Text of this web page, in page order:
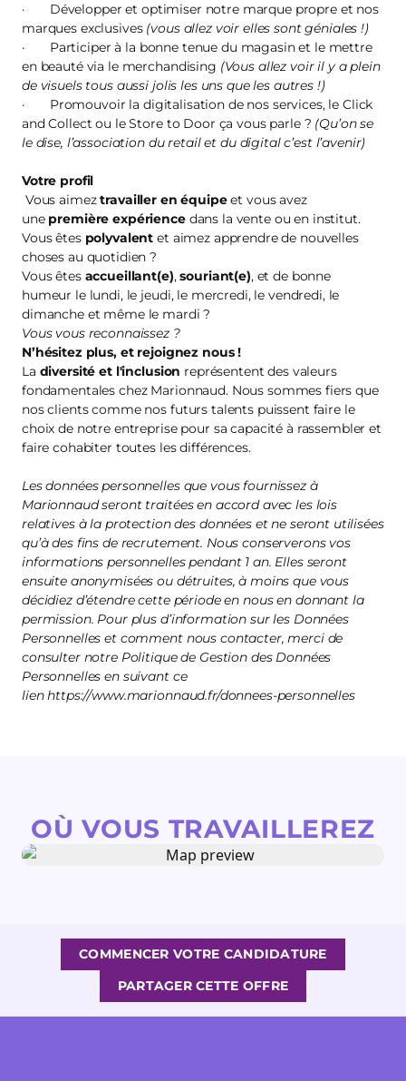
· Développer et optimiser notre marque propre et nos
marques exclusives (vous allez voir elles sont géniales !)
· Participer à la bonne tenue du magasin et le mettre
en beauté via le merchandising (Vous allez voir il y a plein
de visuels tous aussi jolis les uns que les autres !)
· Promouvoir la digitalisation de nos services, le Click
and Collect ou le Store to Door ça vous parle ? (Qu’on se
le dise, l’association du retail et du digital c’est l’avenir)
Votre profil
Vous aimeztravailler en équipeet vous avez
une première expériencedans la vente ou en institut.
Vous êtes polyvalentet aimez apprendre de nouvelles
choses au quotidien ?
Vous êtes accueillant(e),souriant(e), et de bonne
humeur le lundi, le jeudi, le mercredi, le vendredi, le
dimanche et même le mardi ?
Vous vous reconnaissez ?
N’hésitez plus, et rejoignez nous!
La diversité et l'inclusion représentent des valeurs
fondamentales chez Marionnaud. Nous sommes fiers que
nos clients comme nos futurs talents puissent faire le
choix de notre entreprise pour sa capacité à rassembler et
faire cohabiter toutes les différences.
Les données personnelles que vous fournissez à
Marionnaud seront traitées en accord avec les lois
relatives à la protection des données et ne seront utilisées
qu’à des fins de recrutement. Nous conserverons vos
informations personnelles pendant 1 an. Elles seront
ensuite anonymisées ou détruites, à moins que vous
décidiez d’étendre cette période en nous en donnant la
permission. Pour plus d’information sur les Données
Personnelles et comment nous contacter, merci de
consulter notre Politique de Gestion des Données
Personnelles en suivant ce
lien https://www.marionnaud.fr/donnees-personnelles
OÙ VOUS TRAVAILLEREZ
COMMENCER VOTRE CANDIDATURE
PARTAGER CETTE OFFRE